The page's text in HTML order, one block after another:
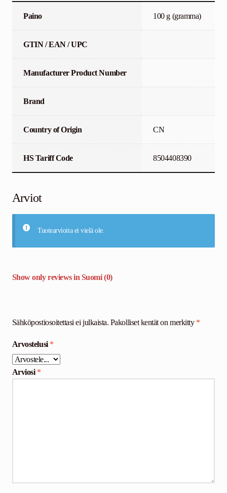
Paino 100 g (gramma)
GTIN / EAN / UPC
Manufacturer Product Number
Brand
Country of Origin CN
HS Tariff Code 8504408390
Arviot
Tuotearvioita ei vielä ole.
Show only reviews in Suomi (0)
Sähköpostiosoitettasi ei julkaista. Pakolliset kentät on merkitty *
Arvostelusi *
Arviosi *